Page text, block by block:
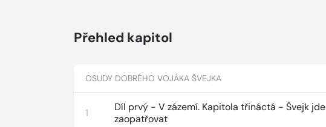
Přehled kapitol
OSUDY DOBRÉHO VOJÁKA ŠVEJKA
1
Díl prvý - V zázemí. Kapitola třináctá - Švejk jde
zaopatřovat